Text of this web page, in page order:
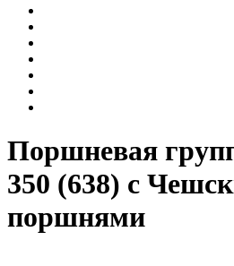
Поршневая
350 (638) с
поршнями